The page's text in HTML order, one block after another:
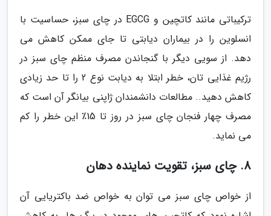
ترکیباتی مانند کاتچین و EGCG در چای سبز، حساسیت با
انسلوین را در بیماران دیابتی تا جای ممکن کاهش می
دهد. از سویی دیگر با گنجاندن مصرف منظم چای سبز در
رژیم غذایی تان، خطر ابتلا به دیابت نوع 2 را تا حد زیادی
کاهش دهید.. مطالعات دانشمندان ژاپنی بیانگر آن است که
مصرف چهار فنجان چای سبز در روز تا 15٪ این خطر را کم
می نماید.
8. چای سبز، تقویت نماینده دهان
از خواص چای سبز می توان به خواص ضد باکتریایی آن